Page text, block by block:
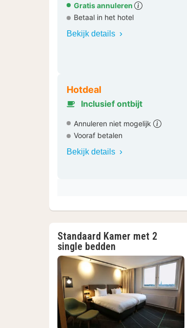
Gratis annuleren
Betaal in het hotel
Bekijk details
Hotdeal
Inclusief ontbijt
Annuleren niet mogelijk
Vooraf betalen
Bekijk details
Standaard Kamer met 2
single bedden